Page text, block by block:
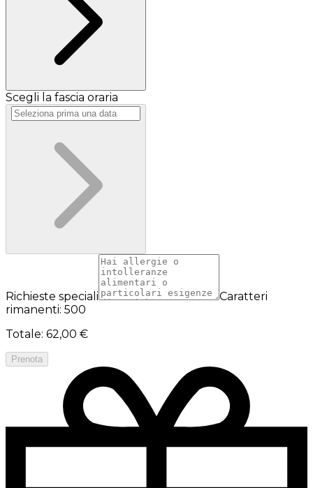
Scegli la fascia oraria
Richieste speciali
Caratteri
rimanenti: 500
Totale: 62,00 €
Prenota